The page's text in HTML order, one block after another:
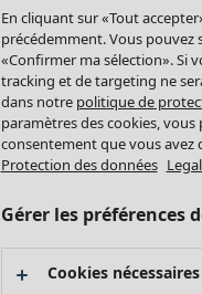
En cliquant sur «Tout
précédemment. Vous
«Confirmer ma sélection». Si
tracking et de targeting ne
dans notre politique de
paramètres des cookies,
consentement que vous avez
Protection des données
Gérer les préférences
Cookies nécessaires